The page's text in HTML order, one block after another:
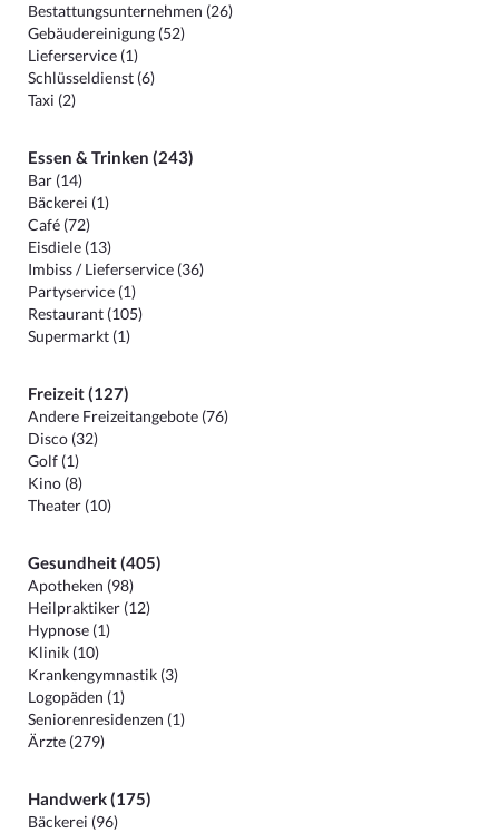
Bestattungsunternehmen (26)
Gebäudereinigung (52)
Lieferservice (1)
Schlüsseldienst (6)
Taxi (2)
Essen & Trinken (243)
Bar (14)
Bäckerei (1)
Café (72)
Eisdiele (13)
Imbiss / Lieferservice (36)
Partyservice (1)
Restaurant (105)
Supermarkt (1)
Freizeit (127)
Andere Freizeitangebote (76)
Disco (32)
Golf (1)
Kino (8)
Theater (10)
Gesundheit (405)
Apotheken (98)
Heilpraktiker (12)
Hypnose (1)
Klinik (10)
Krankengymnastik (3)
Logopäden (1)
Seniorenresidenzen (1)
Ärzte (279)
Handwerk (175)
Bäckerei (96)